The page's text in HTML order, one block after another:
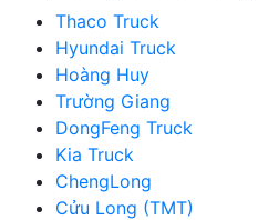
Thaco Truck
Hyundai Truck
Hoàng Huy
Trường Giang
DongFeng Truck
Kia Truck
ChengLong
Cửu Long (TMT)